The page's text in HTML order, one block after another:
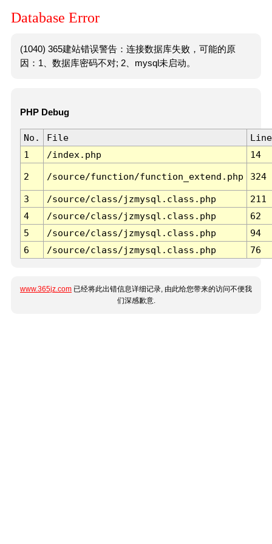
Database Error
(1040) 365建站错误警告：连接数据库失败，可能的原
因：1、数据库密码不对; 2、mysql未启动。
PHP Debug
No. File
Line
1
/index.php 14
2 /source/function/function_extend.php 324
3 /source/class/jzmysql.class.php
211
4
/source/class/jzmysql.class.php
62
5
/source/class/jzmysql.class.php
94
6
/source/class/jzmysql.class.php 76
www.365jz.com 已经将此出错信息详细记录, 由此给您带来的访问不便我
们深感歉意.